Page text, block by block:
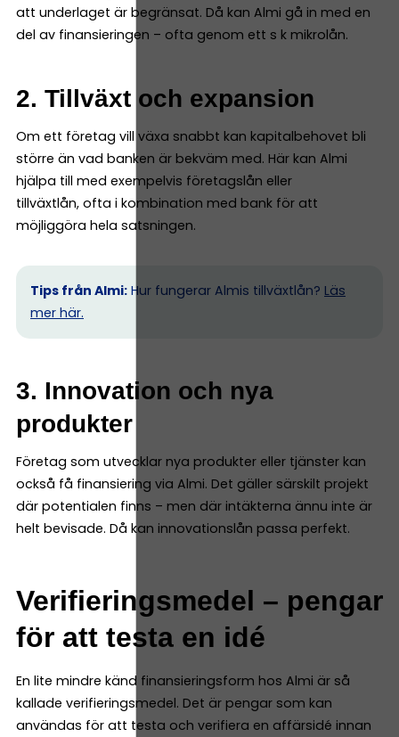
att underlaget är begränsat. Då kan Almi gå in med en
del av finansieringen – ofta genom ett s k mikrolån.
2. Tillväxt och expansion
Om ett företag vill växa snabbt kan kapitalbehovet bli
större än vad banken är bekväm med. Här kan Almi
hjälpa till med exempelvis företagslån eller
tillväxtlån, ofta i kombination med bank för att
möjliggöra hela satsningen.
Tips från Almi: Hur fungerar Almis tillväxtlån? Läs
mer här.
3. Innovation och nya
produkter
Företag som utvecklar nya produkter eller tjänster kan
också få finansiering via Almi. Det gäller särskilt projekt
där potentialen finns – men där intäkterna ännu inte är
helt bevisade. Då kan innovationslån passa perfekt.
Verifieringsmedel – pengar
för att testa en idé
En lite mindre känd finansieringsform hos Almi är så
kallade verifieringsmedel. Det är pengar som kan
användas för att testa och verifiera en affärsidé innan